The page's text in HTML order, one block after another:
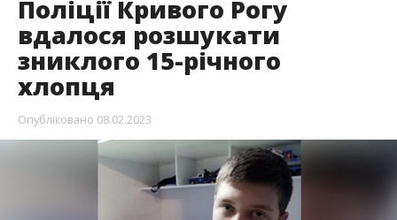
Поліції Кривого Рогу
вдалося розшукати
зниклого 15-річного
хлопця
Опубліковано 08.02.2023